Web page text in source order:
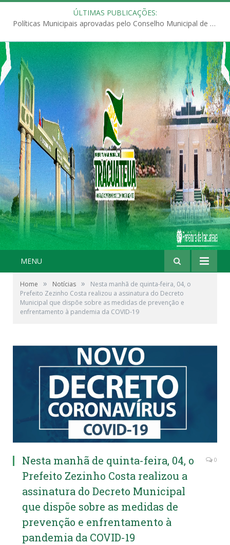
ÚLTIMAS PUBLICAÇÕES:
Políticas Municipais aprovadas pelo Conselho Municipal de Educação (CME)
MENU
Home » Notícias »
Nesta manhã de quinta-feira, 04, o
Prefeito Zezinho Costa realizou a assinatura do Decreto
Municipal que dispõe sobre as medidas de prevenção e
enfrentamento à pandemia da COVID-19
Nesta manhã de quinta-feira, 04, o
Prefeito Zezinho Costa realizou a
assinatura do Decreto Municipal
que dispõe sobre as medidas de
prevenção e enfrentamento à
pandemia da COVID-19
0